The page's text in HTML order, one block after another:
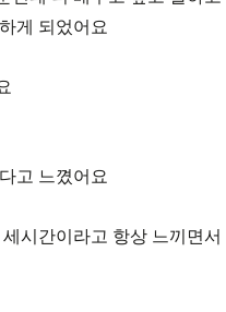
게 되었어요
고 느꼈어요
시간이라고 항상 느끼면서